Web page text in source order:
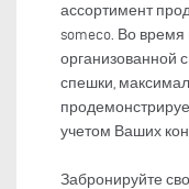
ассортимент
someco. Во время
организованной
спешки,
учетом Ваших
Забронируйте